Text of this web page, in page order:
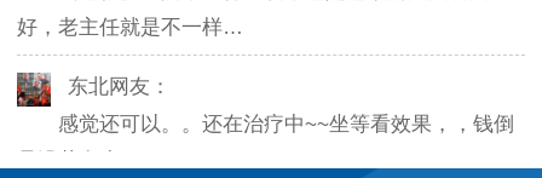
好，老主任就是不一样…
东北网友：
感觉还可以。。还在治疗中~~坐等看效果，，钱倒
是没花多少。